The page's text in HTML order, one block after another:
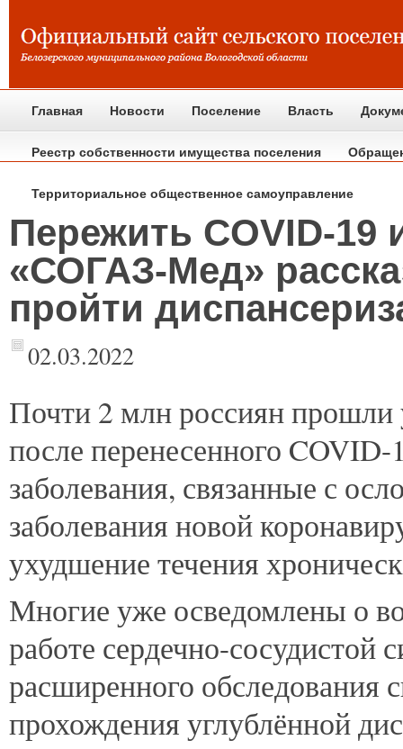
Главная Новости Поселение Власть
Реестр собственности имущества поселения
Территориальное общественное самоуправление
Пережить COVID-19
«СОГАЗ-Мед»
пройти
02.03.2022
Почти 2 млн россиян прошли
после перенесенного COVID-
заболевания, связанные с
заболевания новой
ухудшение течения
Многие уже осведомлены о
работе сердечно-сосудистой
расширенного обследования
прохождения углублённой